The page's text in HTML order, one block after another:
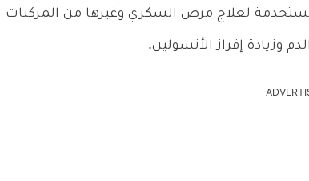
لعلاج مرض السكري وغيرها من المركبات
وزيادة إفراز الأنسولين.